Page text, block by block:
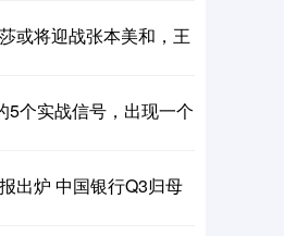
或将迎战张本美和，王
5个实战信号，出现一个
出炉 中国银行Q3归母